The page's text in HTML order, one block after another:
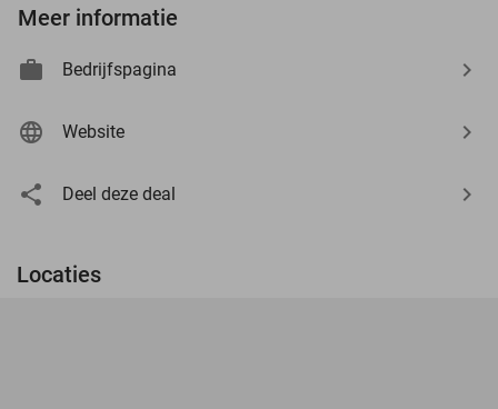
Meer informatie
Bedrijfspagina
Website
Deel deze deal
Locaties